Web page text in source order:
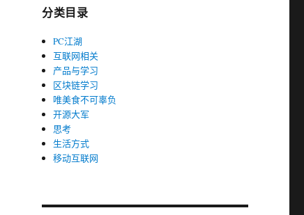
分类目录
PC江湖
互联网相关
产品与学习
区块链学习
唯美食不可辜负
开源大军
思考
生活方式
移动互联网